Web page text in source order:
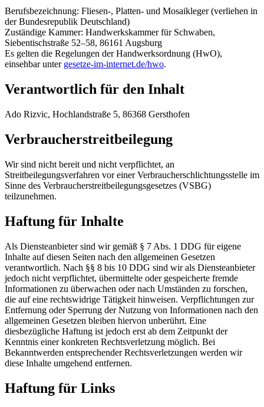
Berufsbezeichnung: Fliesen-, Platten- und Mosaikleger (verliehen in
der Bundesrepublik Deutschland)
Zuständige Kammer: Handwerkskammer für Schwaben,
Siebentischstraße 52–58, 86161 Augsburg
Es gelten die Regelungen der Handwerksordnung (HwO),
einsehbar unter gesetze-im-internet.de/hwo.
Verantwortlich für den Inhalt
Ado Rizvic, Hochlandstraße 5, 86368 Gersthofen
Verbraucherstreitbeilegung
Wir sind nicht bereit und nicht verpflichtet, an
Streitbeilegungsverfahren vor einer Verbraucherschlichtungsstelle im
Sinne des Verbraucherstreitbeilegungsgesetzes (VSBG)
teilzunehmen.
Haftung für Inhalte
Als Diensteanbieter sind wir gemäß § 7 Abs. 1 DDG für eigene
Inhalte auf diesen Seiten nach den allgemeinen Gesetzen
verantwortlich. Nach §§ 8 bis 10 DDG sind wir als Diensteanbieter
jedoch nicht verpflichtet, übermittelte oder gespeicherte fremde
Informationen zu überwachen oder nach Umständen zu forschen,
die auf eine rechtswidrige Tätigkeit hinweisen. Verpflichtungen zur
Entfernung oder Sperrung der Nutzung von Informationen nach den
allgemeinen Gesetzen bleiben hiervon unberührt. Eine
diesbezügliche Haftung ist jedoch erst ab dem Zeitpunkt der
Kenntnis einer konkreten Rechtsverletzung möglich. Bei
Bekanntwerden entsprechender Rechtsverletzungen werden wir
diese Inhalte umgehend entfernen.
Haftung für Links